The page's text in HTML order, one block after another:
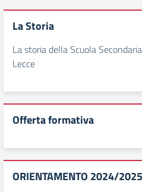
La Storia
La storia della Scuola
Lecce
Offerta formativa
ORIENTAMENTO 2024/2025